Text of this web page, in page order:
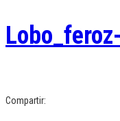
Compartir: